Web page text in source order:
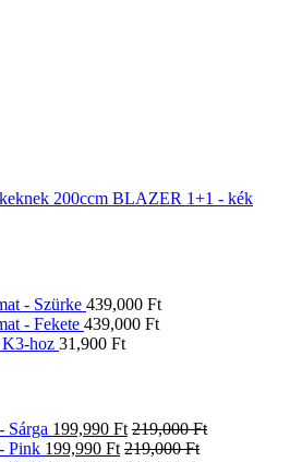
200ccm BLAZER 1+1 - kék
- Szürke 439,000 Ft
- Fekete 439,000 Ft
hoz 31,900 Ft
Sárga 199,990 Ft 219,000Ft
Pink 199,990 Ft 219,000Ft